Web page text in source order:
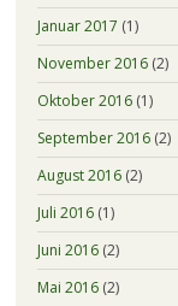
Januar 2017 (1)
November 2016(2)
Oktober 2016(1)
September 2016(2)
August 2016(2)
Juli 2016(1)
Juni 2016(2)
Mai 2016(2)